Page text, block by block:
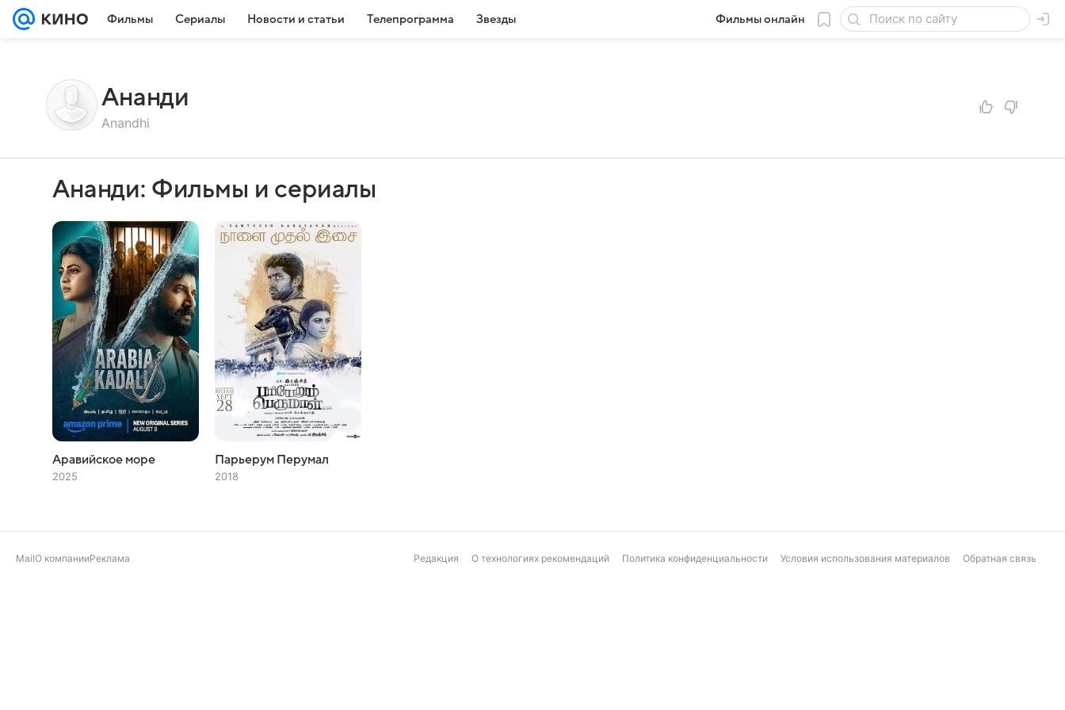
Фильмы Сериалы Новости и статьи Телепрограмма Звезды Фильмы онлайн
Ананди
Anandhi
Ананди: Фильмы и сериалы
Аравийское море
2025
Парьерум Перумал
2018
MailО компанииРеклама Редакция О технологиях рекомендаций Политика конфиденциальности Условия использования материалов Обратная связь